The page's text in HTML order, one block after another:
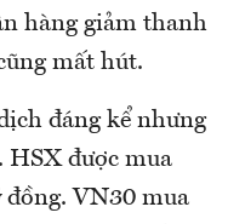
hàng giảm thanh
mất hút.
đáng kể nhưng
HSX được mua
đồng. VN30 mua